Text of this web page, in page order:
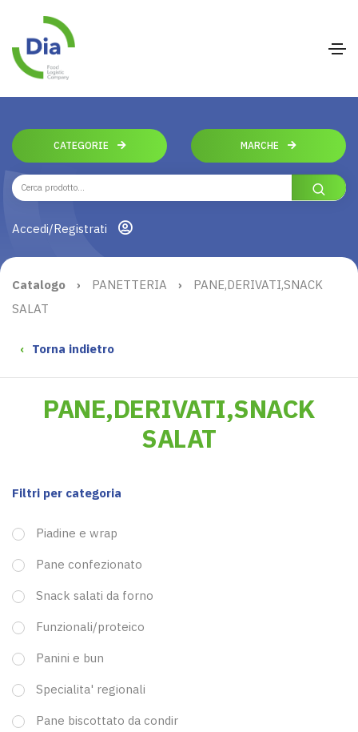
CATEGORIE MARCHE
Accedi/Registrati
Catalogo › PANETTERIA ›
PANE,DERIVATI,SNACK
SALAT
‹ Torna indietro
PANE,DERIVATI,SNACK
SALAT
Filtri per categoria
Piadine e wrap
Pane confezionato
Snack salati da forno
Funzionali/proteico
Panini e bun
Specialita' regionali
Pane biscottato da condir